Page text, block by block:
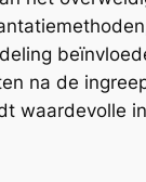
na de
waardevolle